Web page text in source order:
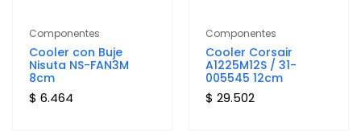
Componentes
Cooler con Buje
Nisuta NS-FAN3M
8cm
$ 6.464
Componentes
Cooler Corsair
A1225M12S / 31-
005545 12cm
$ 29.502